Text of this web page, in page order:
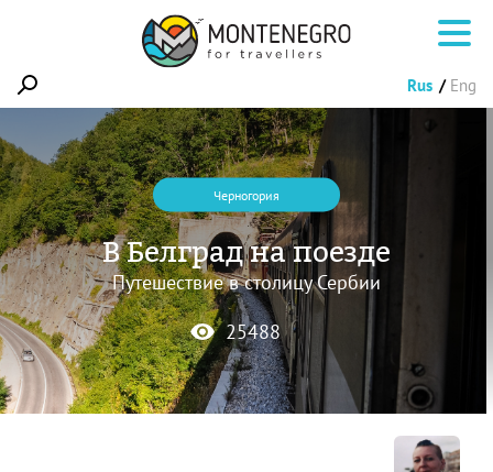
Rus Eng
Черногория
В Белград на поезде
Путешествие в столицу Сербии
25488